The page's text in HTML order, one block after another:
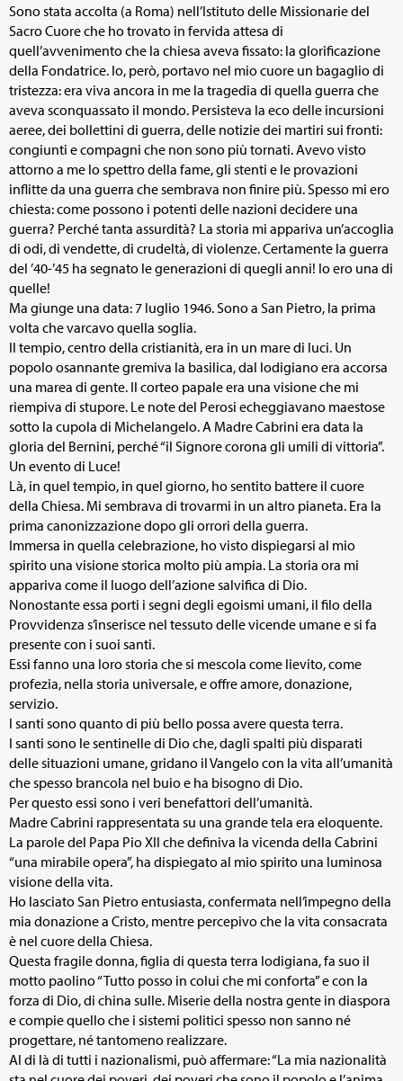
Sono stata accolta (a Roma) nell’Istituto delle Missionarie del
Sacro Cuore che ho trovato in fervida attesa di
quell’avvenimento che la chiesa aveva fissato: la glorificazione
della Fondatrice. Io, però, portavo nel mio cuore un bagaglio di
tristezza: era viva ancora in me la tragedia di quella guerra che
aveva sconquassato il mondo. Persisteva la eco delle incursioni
aeree, dei bollettini di guerra, delle notizie dei martiri sui fronti:
congiunti e compagni che non sono più tornati. Avevo visto
attorno a me lo spettro della fame, gli stenti e le provazioni
inflitte da una guerra che sembrava non finire più. Spesso mi ero
chiesta: come possono i potenti delle nazioni decidere una
guerra? Perché tanta assurdità? La storia mi appariva un’accoglia
di odi, di vendette, di crudeltà, di violenze. Certamente la guerra
del ’40-’45 ha segnato le generazioni di quegli anni! Io ero una di
quelle!
Ma giunge una data: 7 luglio 1946. Sono a San Pietro, la prima
volta che varcavo quella soglia.
Il tempio, centro della cristianità, era in un mare di luci. Un
popolo osannante gremiva la basilica, dal lodigiano era accorsa
una marea di gente. Il corteo papale era una visione che mi
riempiva di stupore. Le note del Perosi echeggiavano maestose
sotto la cupola di Michelangelo. A Madre Cabrini era data la
gloria del Bernini, perché “il Signore corona gli umili di vittoria”.
Un evento di Luce!
Là, in quel tempio, in quel giorno, ho sentito battere il cuore
della Chiesa. Mi sembrava di trovarmi in un altro pianeta. Era la
prima canonizzazione dopo gli orrori della guerra.
Immersa in quella celebrazione, ho visto dispiegarsi al mio
spirito una visione storica molto più ampia. La storia ora mi
appariva come il luogo dell’azione salvifica di Dio.
Nonostante essa porti i segni degli egoismi umani, il filo della
Provvidenza s’inserisce nel tessuto delle vicende umane e si fa
presente con i suoi santi.
Essi fanno una loro storia che si mescola come lievito, come
profezia, nella storia universale, e offre amore, donazione,
servizio.
I santi sono quanto di più bello possa avere questa terra.
I santi sono le sentinelle di Dio che, dagli spalti più disparati
delle situazioni umane, gridano il Vangelo con la vita all’umanità
che spesso brancola nel buio e ha bisogno di Dio.
Per questo essi sono i veri benefattori dell’umanità.
Madre Cabrini rappresentata su una grande tela era eloquente.
La parole del Papa Pio XII che definiva la vicenda della Cabrini
“una mirabile opera”, ha dispiegato al mio spirito una luminosa
visione della vita.
Ho lasciato San Pietro entusiasta, confermata nell’impegno della
mia donazione a Cristo, mentre percepivo che la vita consacrata
è nel cuore della Chiesa.
Questa fragile donna, figlia di questa terra lodigiana, fa suo il
motto paolino “Tutto posso in colui che mi conforta” e con la
forza di Dio, di china sulle. Miserie della nostra gente in diaspora
e compie quello che i sistemi politici spesso non sanno né
progettare, né tantomeno realizzare.
Al di là di tutti i nazionalismi, può affermare: “La mia nazionalità